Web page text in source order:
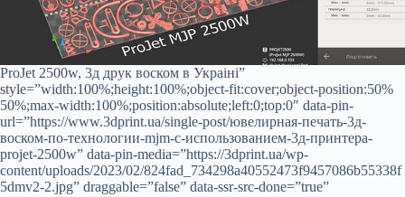
ProJet 2500w, 3д друк воском в Украіні”
style=”width:100%;height:100%;object-fit:cover;object-position:50%
50%;max-width:100%;position:absolute;left:0;top:0″ data-pin-
url=”https://www.3dprint.ua/single-post/ювелирная-печать-3д-
воском-по-технологии-mjm-с-использованием-3д-принтера-
projet-2500w” data-pin-media=”https://3dprint.ua/wp-
content/uploads/2023/02/824fad_734298a40552473f9457086b55338f
5dmv2-2.jpg” draggable=”false” data-ssr-src-done=”true”